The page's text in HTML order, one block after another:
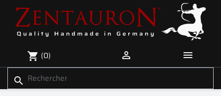
shopping_cart (0)  
search